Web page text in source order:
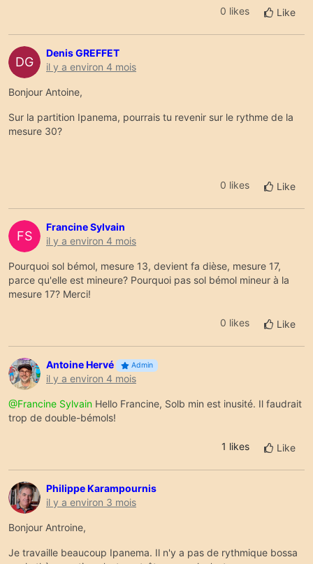
0 likes
Like
DG
Denis GREFFET
il y a environ 4 mois
Bonjour Antoine,
Sur la partition Ipanema, pourrais tu revenir sur le rythme de la
mesure 30?
0 likes Like
FS
Francine Sylvain
il y a environ 4 mois
Pourquoi sol bémol, mesure 13, devient fa dièse, mesure 17,
parce qu'elle est mineure? Pourquoi pas sol bémol mineur à la
mesure 17? Merci!
0 likes Like
Antoine Hervé Admin
il y a environ 4 mois
@Francine Sylvain Hello Francine, Solb min est inusité. Il faudrait
trop de double-bémols!
1 likes Like
Philippe Karampournis
il y a environ 3 mois
Bonjour Antroine,
Je travaille beaucoup Ipanema. Il n'y a pas de rythmique bossa